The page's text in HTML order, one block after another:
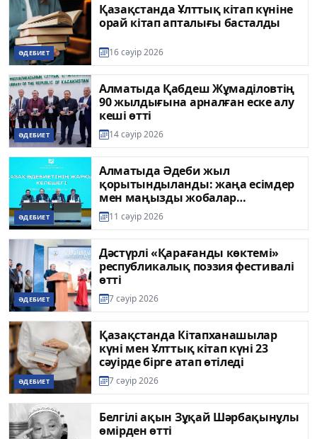
ӘДЕБИЕТ
Қазақстанда Ұлттық кітап күніне
орай кітап апталығы басталды
16 сәуір 2026
ӘДЕБИЕТ
Алматыда Қабдеш Жұмаділовтің
90 жылдығына арналған еске алу
кеші өтті
14 сәуір 2026
ӘДЕБИЕТ
Алматыда Әдеби жыл
қорытындыланды: жаңа есімдер
мен маңызды жобалар
таныстырылды
11 сәуір 2026
ӘДЕБИЕТ
Дәстүрлі «Қарағанды көктемі»
республикалық поэзия фестивалі
өтті
7 сәуір 2026
ӘДЕБИЕТ
Қазақстанда Кітапханашылар
күні мен Ұлттық кітап күні 23
сәуірде бірге атап өтіледі
7 сәуір 2026
Белгілі ақын Зұқай Шәрбақынұлы
өмірден өтті